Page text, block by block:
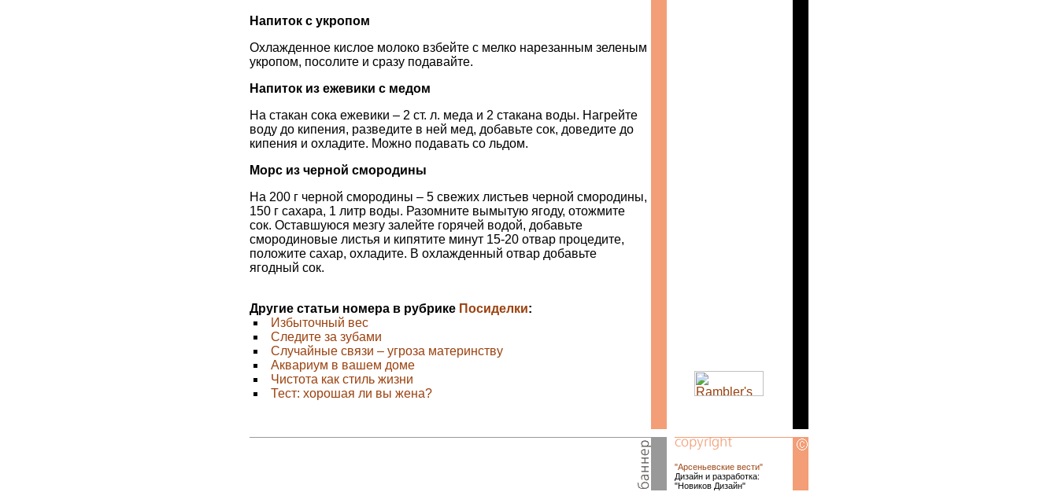
Напиток с укропом
Охлажденное кислое молоко взбейте с мелко нарезанным зеленым
укропом, посолите и сразу подавайте.
Напиток из ежевики с медом
На стакан сока ежевики – 2 ст. л. меда и 2 стакана воды. Нагрейте
воду до кипения, разведите в ней мед, добавьте сок, доведите до
кипения и охладите. Можно подавать со льдом.
Морс из черной смородины
На 200 г черной смородины – 5 свежих листьев черной смородины,
150 г сахара, 1 литр воды. Разомните вымытую ягоду, отожмите
сок. Оставшуюся мезгу залейте горячей водой, добавьте
смородиновые листья и кипятите минут 15-20 отвар процедите,
положите сахар, охладите. В охлажденный отвар добавьте
ягодный сок.
Другие статьи номера в рубрике Посиделки:
Избыточный вес
Следите за зубами
Случайные связи – угроза материнству
Аквариум в вашем доме
Чистота как стиль жизни
Тест: хорошая ли вы жена?
"Арсеньевские вести"
Дизайн и разработка:
"Новиков Дизайн"